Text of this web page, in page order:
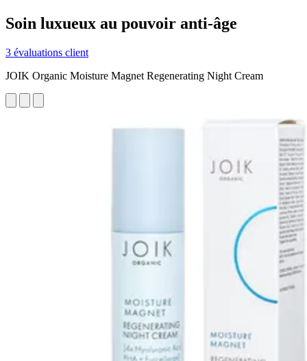
Soin luxueux au pouvoir anti-âge
3 évaluations client
JOIK Organic Moisture Magnet Regenerating Night Cream